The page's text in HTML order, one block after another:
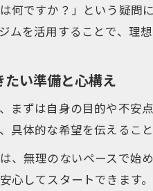
ジム継続に失敗しな
パーソナルジムをや
パーソナルジム失敗
何ですか？」という疑
ムを活用することで、理
い準備と心構え
まずは自身の目的や不
具体的な希望を伝えるこ
、無理のないペースで
心してスタートできま